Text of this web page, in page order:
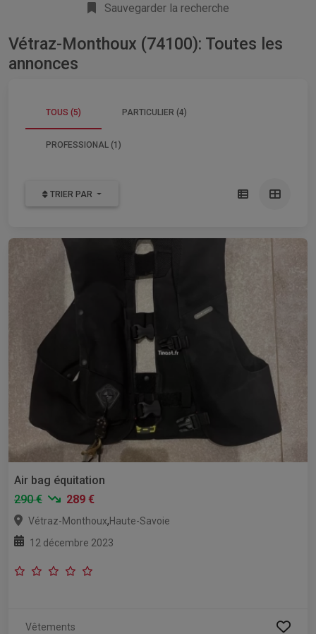
Sauvegarder la recherche
Vétraz-Monthoux (74100): Toutes les
annonces
TOUS (5) PARTICULIER (4)
PROFESSIONAL (1)
TRIER PAR
Air bag équitation
290 €
289 €
Vétraz-Monthoux,Haute-Savoie
12 décembre 2023
Vêtements